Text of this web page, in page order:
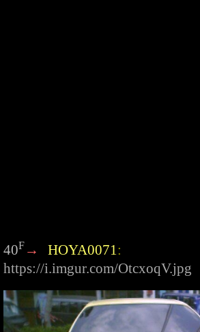
40F → HOYA0071
https://i.imgur.com/OtcxoqV.jpg